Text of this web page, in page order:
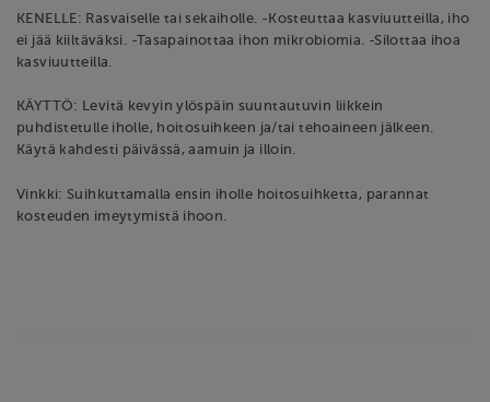
KENELLE: Rasvaiselle tai sekaiholle. -Kosteuttaa kasviuutteilla, iho
ei jää kiiltäväksi. -Tasapainottaa ihon mikrobiomia. -Silottaa ihoa
kasviuutteilla.
KÄYTTÖ: Levitä kevyin ylöspäin suuntautuvin liikkein
puhdistetulle iholle, hoitosuihkeen ja/tai tehoaineen jälkeen.
Käytä kahdesti päivässä, aamuin ja illoin.
Vinkki: Suihkuttamalla ensin iholle hoitosuihketta, parannat
kosteuden imeytymistä ihoon.